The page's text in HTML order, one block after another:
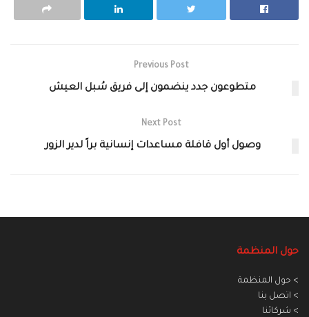
Previous Post
متطوعون جدد ينضمون إلى فريق سُبل العيش
Next Post
وصول أول قافلة مساعدات إنسانية براً لدير الزور
حول المنظمة
> حول المنظمة
> اتصل بنا
> شركائنا